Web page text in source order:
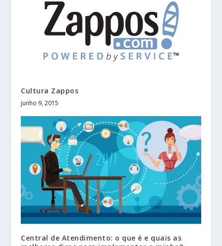
Cultura Zappos
junho 9, 2015
Central de Atendimento: o que é e quais as